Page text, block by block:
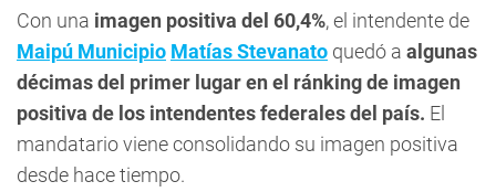
Con una imagen positiva del 60,4%, el intendente de
Maipú Municipio Matías Stevanato quedó a algunas
décimas del primer lugar en el ránking de imagen
positiva de los intendentes federales del país. El
mandatario viene consolidando su imagen positiva
desde hace tiempo.